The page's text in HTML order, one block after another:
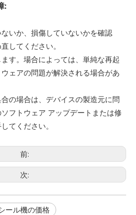
:
いか、損傷していないかを確認
してください。
す。場合によっては、単純な再起
ェアの問題が解決される場合があ
の場合は、デバイスの製造元に問
フトウェア アップデートまたは修
てください。
前:
次:
ール機の価格